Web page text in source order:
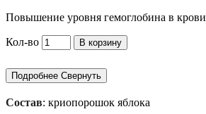
Повышение уровня гемоглобина в крови
Кол-во В корзину
Подробнее Свернуть
Состав: криопорошок яблока